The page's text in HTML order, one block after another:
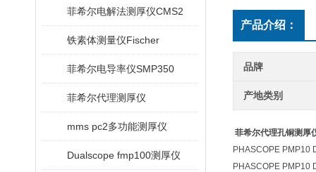
菲希尔电解法测厚仪CMS2
铁素体测量仪Fischer
菲希尔电导率仪SMP350
菲希尔代理测厚仪
mms pc2多功能测厚仪
Dualscope fmp100测厚仪
产品介绍：
品牌
产地类别
菲希尔代理孔铜测
PHASCOPE PMP10
PHASCOPE PMP10